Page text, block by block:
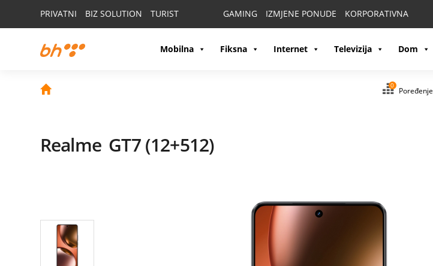
PRIVATNI BIZ SOLUTION TURIST GAMING IZMJENE PONUDE KORPORATIVNA
Mobilna Fiksna Internet Televizija Dom
0
Poređenje
Realme GT7 (12+512)